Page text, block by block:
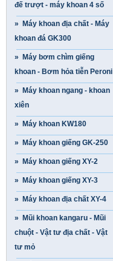
đế trượt - máy khoan 4 số
» Máy khoan địa chất - Máy
khoan đá GK300
» Máy bơm chìm giếng
khoan - B­ơm hỏa tiễn Peroni
» Máy khoan ngang - khoan
xiên
» Máy khoan KW180
» Máy khoan giếng GK-250
» Máy khoan giếng XY-2
» Máy khoan giếng XY-3
» Máy khoan địa chất XY-4
» Mũi khoan kangaru - Mũi
chuột - Vật tư địa chất - Vật
tư mỏ